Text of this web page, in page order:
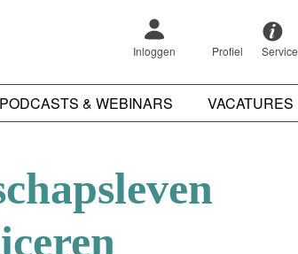
Inloggen Profiel Service
PODCASTS & WEBINARS VACATURES